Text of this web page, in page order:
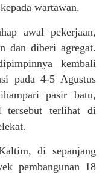
wartawan.
awal pekerjaan,
dan diberi agregat.
kembali
pada 4-5 Agustus
pasir batu,
tersebut terlihat di
di sepanjang
pembangunan 18